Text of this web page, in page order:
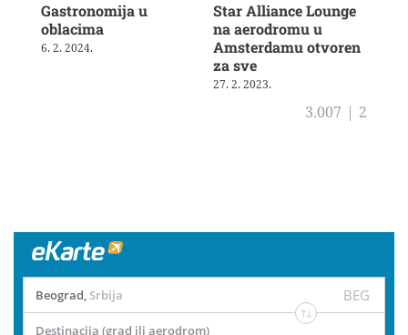
Gastronomija u
oblacima
6. 2. 2024.
Star Alliance Lounge
na aerodromu u
Amsterdamu otvoren
za sve
27. 2. 2023.
3.007 | 2
Beograd, Srbija BEG
Destinacija (grad ili aerodrom)